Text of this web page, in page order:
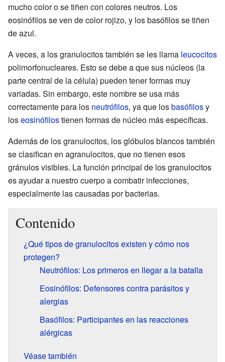
mucho color o se tiñen con colores neutros. Los
eosinófilos se ven de color rojizo, y los basófilos se tiñen
de azul.
A veces, a los granulocitos también se les llama leucocitos
polimorfonucleares. Esto se debe a que sus núcleos (la
parte central de la célula) pueden tener formas muy
variadas. Sin embargo, este nombre se usa más
correctamente para los neutrófilos, ya que losbasófilosy
loseosinófilostienen formas de núcleo más específicas.
Además de los granulocitos, los glóbulos blancos también
se clasifican en agranulocitos, que no tienen esos
gránulos visibles. La función principal de los granulocitos
es ayudar a nuestro cuerpo a combatir infecciones,
especialmente las causadas por bacterias.
Contenido
¿Qué tipos de granulocitos existen y cómo nos
protegen?
Neutrófilos: Los primeros en llegar a la batalla
Eosinófilos: Defensores contra parásitos y
alergias
Basófilos: Participantes en las reacciones
alérgicas
Véase también